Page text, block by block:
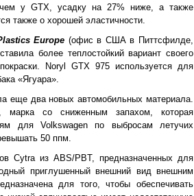
у GTX, усадку на 27% ниже, а также
также о хорошей эластичности.
Europe (офис в США в Питтсфилде,
более теплостойкий вариант своего
Noryl GTX 975 используется для
«Ягуара».
еще два новых автомобильных материала.
со сниженным запахом, которая
для Volkswagen по выбросам летучих
50 ппм.
Cytra из ABS/PBT, предназначенных для
приглушенный внешний вид внешним
для того, чтобы обеспечивать